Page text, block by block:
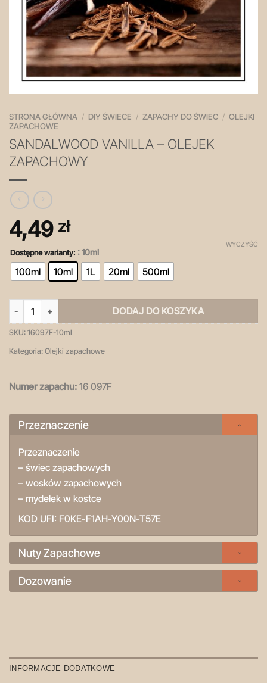
STRONA GŁÓWNA / DIY ŚWIECE / ZAPACHY DO ŚWIEC / OLEJKI
ZAPACHOWE
SANDALWOOD VANILLA – OLEJEK
ZAPACHOWY
4,49 zł
Dostępne warianty: : 10ml
100ml 10ml 1L 20ml 500ml
WYCZYŚĆ
ilość Sandalwood Vanilla - olejek zapachowy
DODAJ DO KOSZYKA
SKU: 16097F-10ml
Kategoria: Olejki zapachowe
Numer zapachu: 16 097F
Przeznaczenie
Przeznaczenie
– świec zapachowych
– wosków zapachowych
– mydełek w kostce
KOD UFI: F0KE-F1AH-Y00N-T57E
Nuty Zapachowe
Dozowanie
INFORMACJE DODATKOWE